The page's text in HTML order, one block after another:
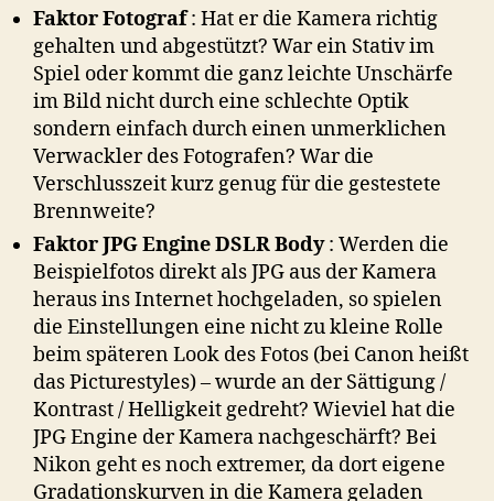
Faktor Fotograf: Hat er die Kamera richtig
gehalten und abgestützt? War ein Stativ im
Spiel oder kommt die ganz leichte Unschärfe
im Bild nicht durch eine schlechte Optik
sondern einfach durch einen unmerklichen
Verwackler des Fotografen? War die
Verschlusszeit kurz genug für die gestestete
Brennweite?
Faktor JPG Engine DSLR Body: Werden die
Beispielfotos direkt als JPG aus der Kamera
heraus ins Internet hochgeladen, so spielen
die Einstellungen eine nicht zu kleine Rolle
beim späteren Look des Fotos (bei Canon heißt
das Picturestyles) – wurde an der Sättigung /
Kontrast / Helligkeit gedreht? Wieviel hat die
JPG Engine der Kamera nachgeschärft? Bei
Nikon geht es noch extremer, da dort eigene
Gradationskurven in die Kamera geladen